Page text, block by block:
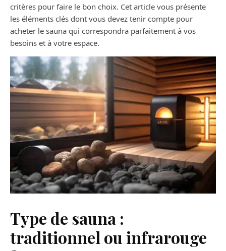
critères pour faire le bon choix. Cet article vous présente
les éléments clés dont vous devez tenir compte pour
acheter le sauna qui correspondra parfaitement à vos
besoins et à votre espace.
Type de sauna :
traditionnel ou infrarouge